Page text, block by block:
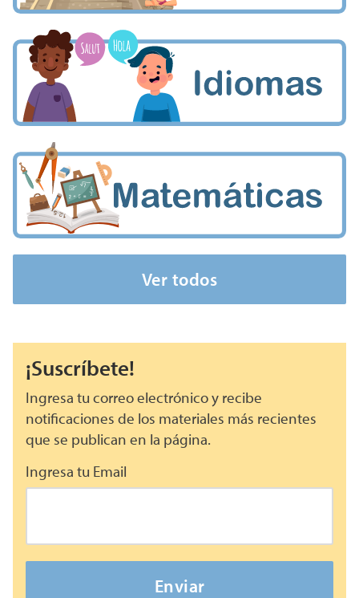
Ver todos
¡Suscríbete!
Ingresa tu correo electrónico y recibe
notificaciones de los materiales más recientes
que se publican en la página.
Ingresa tu Email
Enviar